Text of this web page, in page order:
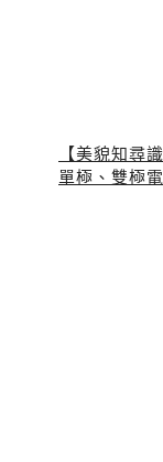
【美貌知尋
單極、雙極